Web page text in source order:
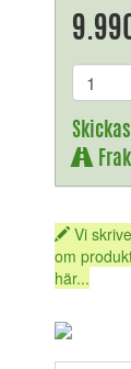
Vi
om
här...